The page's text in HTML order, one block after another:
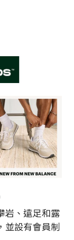
岩、遠足和露
並設有會員制